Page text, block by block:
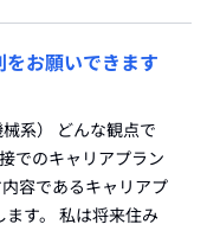
お願いできます
系） どんな観点で
でのキャリアプラン
容であるキャリアプ
す。 私は将来住み